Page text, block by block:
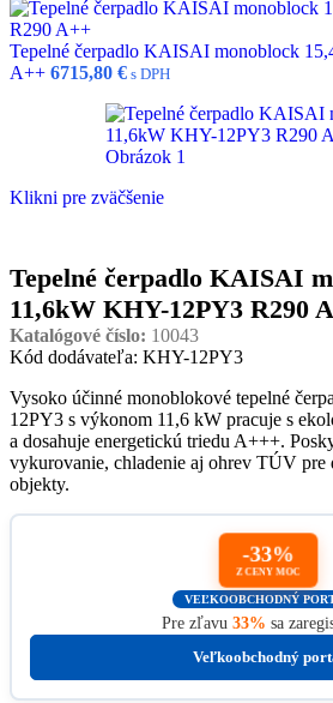
Tepelné čerpadlo KAISAI monoblock
A++ 6715,80 € s DPH
Klikni pre zväčšenie
Tepelné čerpadlo KAISAI
11,6kW KHY-12PY3 R290
Katalógové číslo: 10043
Kód dodávateľa: KHY-12PY3
Vysoko účinné monoblokové tepelné
12PY3 s výkonom 11,6 kW pracuje s
a dosahuje energetickú triedu A+++.
vykurovanie, chladenie aj ohrev TÚV pre
objekty.
-33%
Z CENY MOC
VEĽKOOBCHODNÝ
Pre zľavu 33% sa
Veľkoobchodný